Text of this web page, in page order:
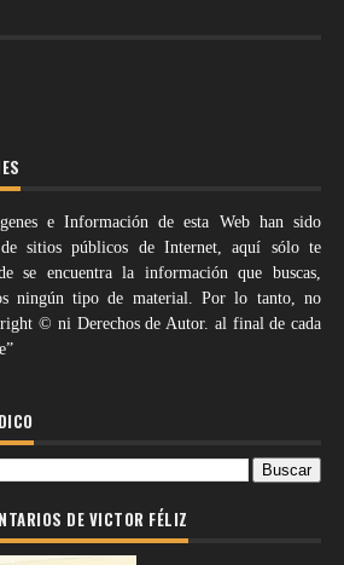
e Información de esta Web han sido
de sitios públicos de Internet, aquí sólo te
se encuentra la información que buscas,
ningún tipo de material. Por lo tanto, no
© ni Derechos de Autor. al final de cada
DE VICTOR FÉLIZ